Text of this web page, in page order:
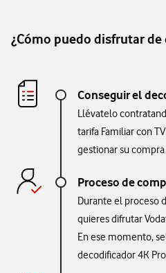
¿Cómo puedo disfrutar de
Conseguir el
Llévatelo
tarifa Familiar con
gestionar su
Proceso de
Durante el proceso
quieres difrutar
En ese momento,
decodificador 4K